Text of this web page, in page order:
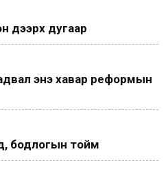
дээрх дугаар
энэ хавар реформын
бодлогын тойм